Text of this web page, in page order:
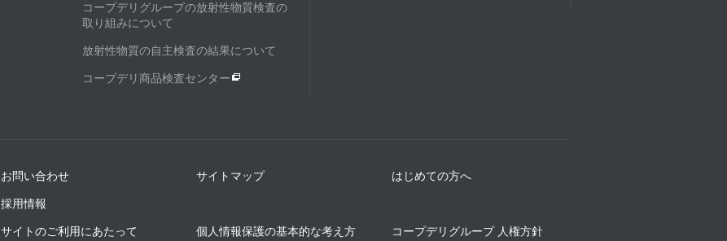
コープデリグループの放射性物質検査の
取り組みについて
放射性物質の自主検査の結果について
コープデリ商品検査センター
お問い合わせ サイトマップ はじめての方へ
採用情報
サイトのご利用にあたって 個人情報保護の基本的な考え方 コープデリグループ 人権方針